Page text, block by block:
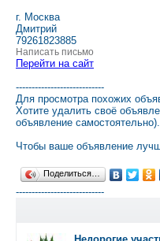
г. Москва
Дмитрий
79261823885
Написать письмо
Перейти на сайт
----------------------------
Для просмотра похожих
Хотите удалить своё
объявление самостоятельно).
Чтобы ваше объявление
Поделиться…
----------------------------